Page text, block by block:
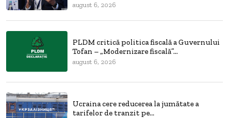
august 6, 2026
PLDM critică politica fiscală a Guvernului
Tofan – „Modernizare fiscală”...
august 6, 2026
Ucraina cere reducerea la jumătate a
tarifelor de tranzit pe...